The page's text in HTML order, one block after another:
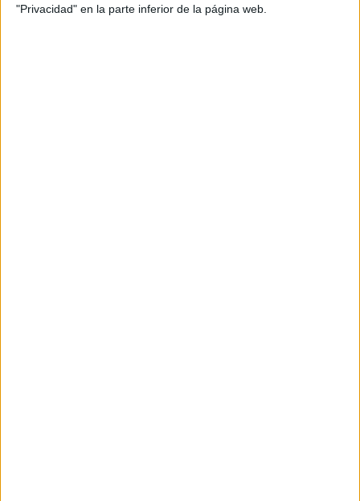
"Privacidad" en la parte inferior de la página web.
Desde la Protectora de Animales y Plantas de Ceuta